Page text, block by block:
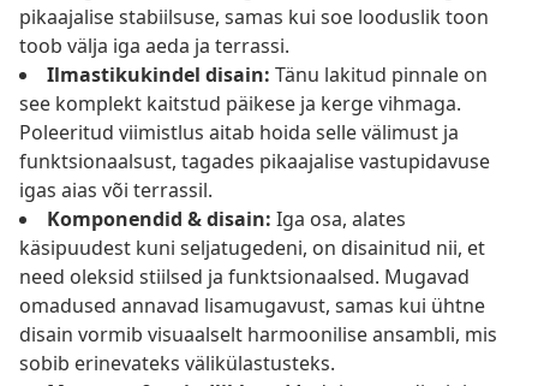
pikaajalise stabiilsuse, samas kui soe looduslik toon
toob välja iga aeda ja terrassi.
Ilmastikukindel disain: Tänu lakitud pinnale on
see komplekt kaitstud päikese ja kerge vihmaga.
Poleeritud viimistlus aitab hoida selle välimust ja
funktsionaalsust, tagades pikaajalise vastupidavuse
igas aias või terrassil.
Komponendid & disain: Iga osa, alates
käsipuudest kuni seljatugedeni, on disainitud nii, et
need oleksid stiilsed ja funktsionaalsed. Mugavad
omadused annavad lisamugavust, samas kui ühtne
disain vormib visuaalselt harmoonilise ansambli, mis
sobib erinevateks välikülastusteks.